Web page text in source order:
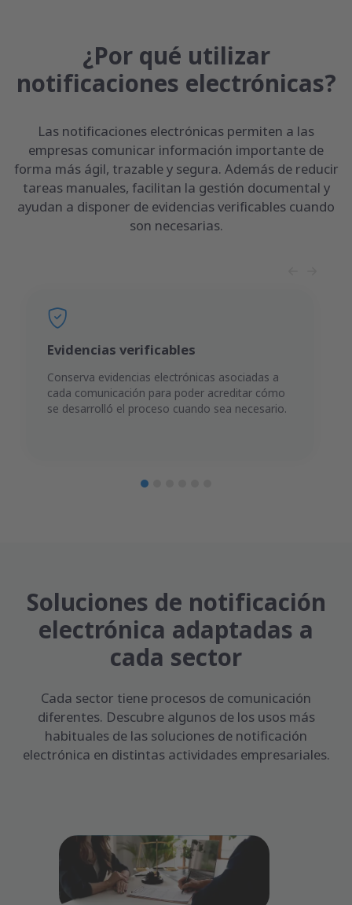
¿Por qué utilizar
notificaciones electrónicas?
Las notificaciones electrónicas permiten a las
empresas comunicar información importante de
forma más ágil, trazable y segura. Además de reducir
tareas manuales, facilitan la gestión documental y
ayudan a disponer de evidencias verificables cuando
son necesarias.
Evidencias verificables
Conserva evidencias electrónicas asociadas a
cada comunicación para poder acreditar cómo
se desarrolló el proceso cuando sea necesario.
Soluciones de notificación
electrónica adaptadas a
cada sector
Cada sector tiene procesos de comunicación
diferentes. Descubre algunos de los usos más
habituales de las soluciones de notificación
electrónica en distintas actividades empresariales.